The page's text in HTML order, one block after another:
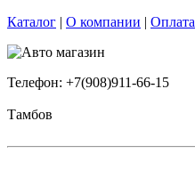
Каталог | О компании | Оплата
Телефон: +7(908)911-66-15
Тамбов